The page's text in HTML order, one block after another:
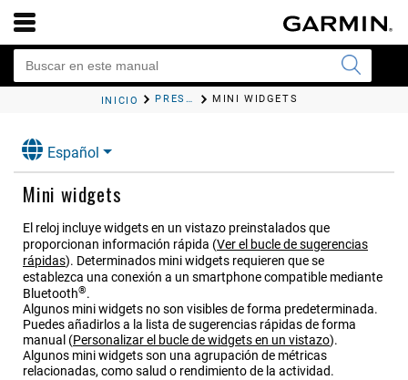
INICIO PRESENTACIÓN MINI WIDGETS
Español
Mini widgets
El reloj incluye widgets en un vistazo preinstalados que
proporcionan información rápida (Ver el bucle de sugerencias
rápidas). Determinados mini widgets requieren que se
establezca una conexión a un smartphone compatible mediante
Bluetooth®.
Algunos mini widgets no son visibles de forma predeterminada.
Puedes añadirlos a la lista de sugerencias rápidas de forma
manual (Personalizar el bucle de widgets en un vistazo).
Algunos mini widgets son una agrupación de métricas
relacionadas, como salud o rendimiento de la actividad.